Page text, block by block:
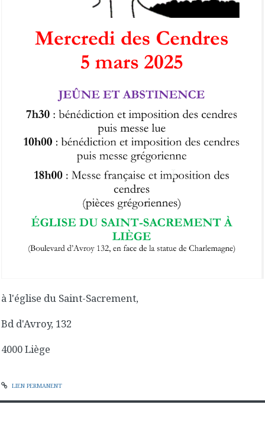
à l'église du Saint-Sacrement,
Bd d'Avroy, 132
4000 Liège
LIEN PERMANENT